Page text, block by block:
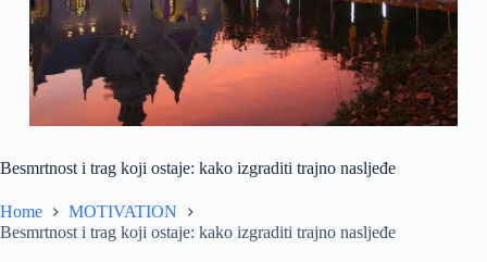
Besmrtnost i trag koji ostaje: kako izgraditi trajno nasljeđe
Home
MOTIVATION
Besmrtnost i trag koji ostaje: kako izgraditi trajno nasljeđe